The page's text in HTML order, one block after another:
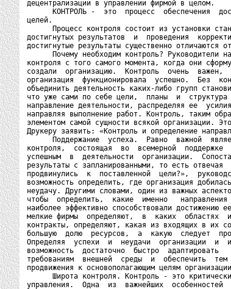
децентрализации в управлении фирмой в целом.
КОНТРОЛЬ -  это  процесс  обеспечения
целей.
Процесс контроля состоит из установки
достигнутых результатов  и  проведения
достигнутые результаты существенно отличаются
Почему необходим контроль? Руководители
контроля с того самого момента, когда они
создали  организацию.  Контроль  очень
организация  функционировала  успешно.  Без
объединить деятельность каких-либо групп
что уже сами по себе цели,  планы  и  структура
направление деятельности, распределяя ее
направляя выполнение работ. Контроль, таким
элементом самой сущности всякой организации.
Друкеру заявить: «Контроль и определение
Поддержание  успеха.  Равно  важной
контроля,  состоящая  во  всемерной
успешным  в  деятельности  организации.
результаты с запланированными, то есть
продвинулись  к  поставленной  цели?»,
возможность определить, где организация
неудачу. Другими словами, один из важных
чтобы  определить,  какие  именно
наиболее эффективно способствовали
мелкие фирмы  определяют,  в  каких  областях
контракты, определяют, какая из входящих в их
большую  долю  ресурсов,  а  какую  следует
Определяя  успехи  и  неудачи  организации  и
возможность  достаточно  быстро  адаптировать
требованиям  внешней  среды  и  обеспечить
продвижения к основополагающим целям
Широта контроля. Контроль - это
управления.  Одна  из  важнейших  особенностей